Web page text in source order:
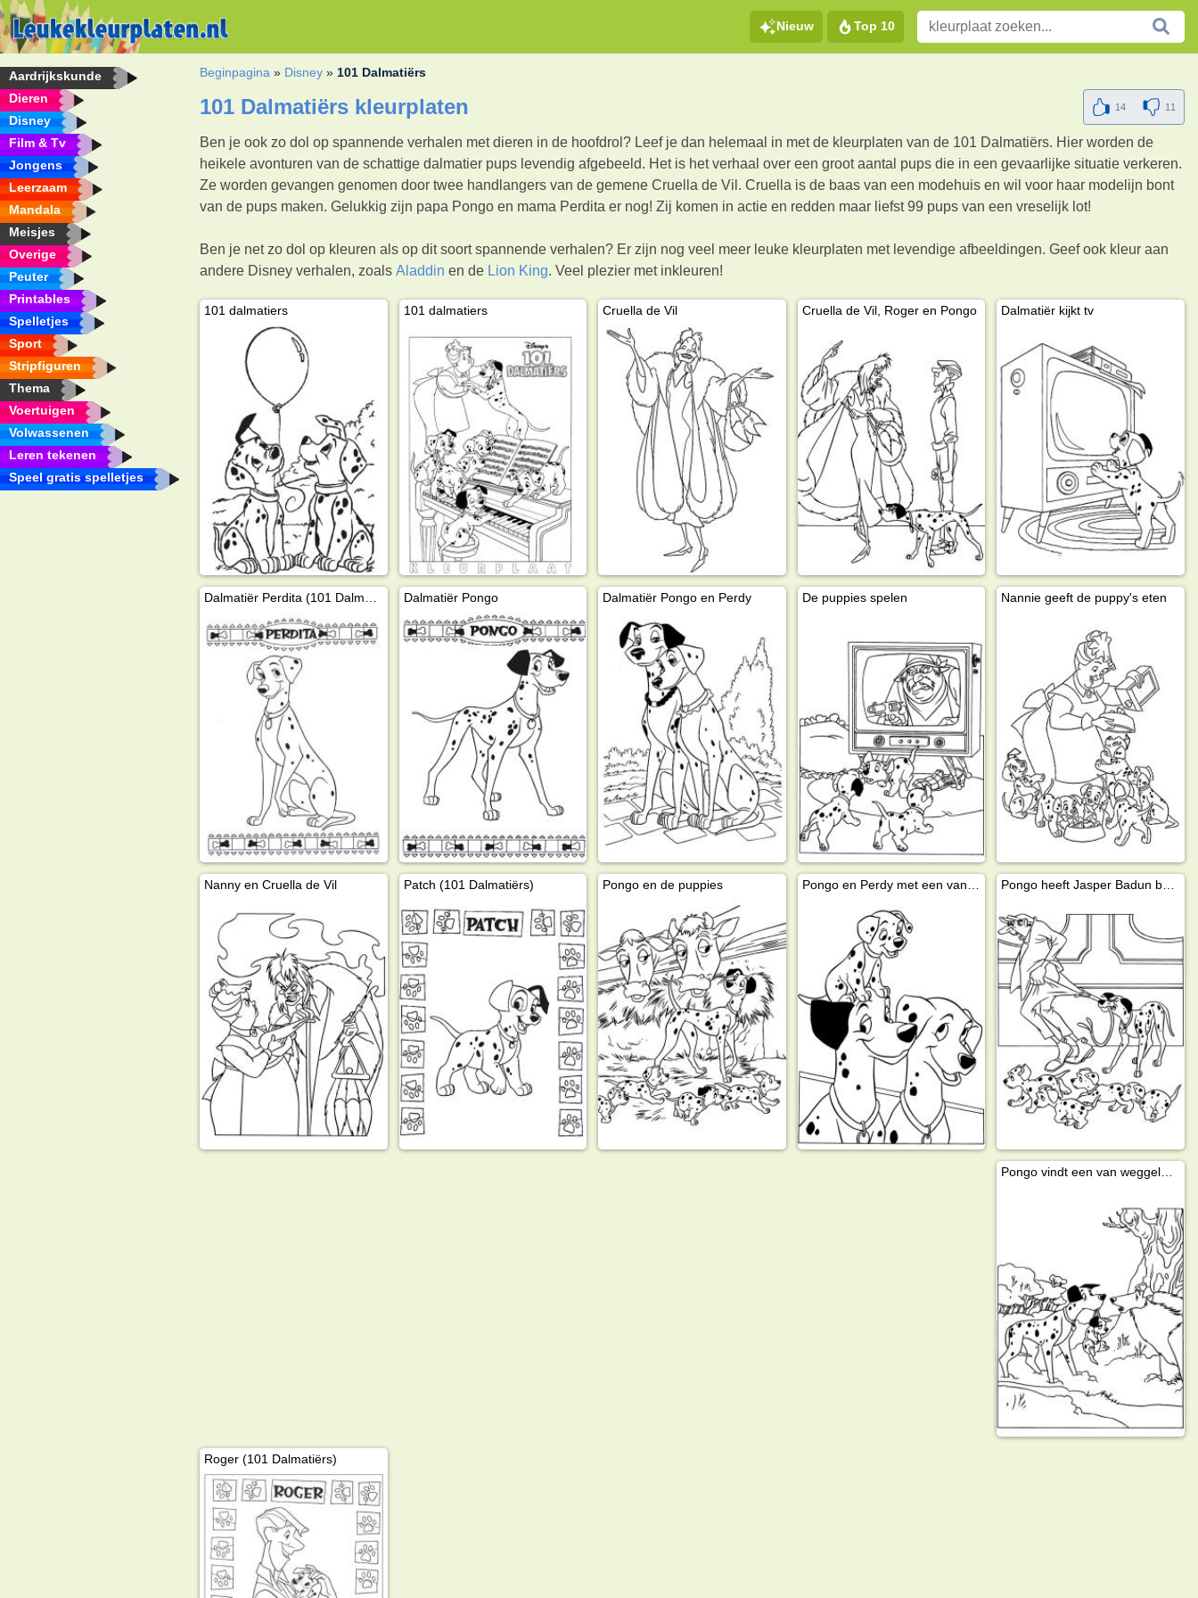
Nieuw Top 10
Aardrijkskunde
Dieren
Disney
Film & Tv
Jongens
Leerzaam
Mandala
Meisjes
Overige
Peuter
Printables
Spelletjes
Sport
Stripfiguren
Thema
Voertuigen
Volwassenen
Leren tekenen
Speel gratis spelletjes
Beginpagina » Disney » 101 Dalmatiërs
101 Dalmatiërs kleurplaten 14 11
Ben je ook zo dol op spannende verhalen met dieren in de hoofdrol? Leef je dan helemaal in met de kleurplaten van de 101 Dalmatiërs. Hier worden de
heikele avonturen van de schattige dalmatier pups levendig afgebeeld. Het is het verhaal over een groot aantal pups die in een gevaarlijke situatie verkeren.
Ze worden gevangen genomen door twee handlangers van de gemene Cruella de Vil. Cruella is de baas van een modehuis en wil voor haar modelijn bont
van de pups maken. Gelukkig zijn papa Pongo en mama Perdita er nog! Zij komen in actie en redden maar liefst 99 pups van een vreselijk lot!
Ben je net zo dol op kleuren als op dit soort spannende verhalen? Er zijn nog veel meer leuke kleurplaten met levendige afbeeldingen. Geef ook kleur aan
andere Disney verhalen, zoalsAladdin en de Lion King. Veel plezier met inkleuren!
101 dalmatiers 101 dalmatiers Cruella de Vil Cruella de Vil, Roger en Pongo Dalmatiër kijkt tv
Dalmatiër Pongo Dalmatiër Pongo en Perdy De puppies spelen Nannie geeft de puppy's eten
Nanny en Cruella de Vil Patch (101 Dalmatiërs) Pongo en de puppies
Roger (101 Dalmatiërs)